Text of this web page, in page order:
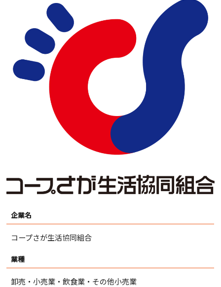
企業名
コープさが生活協同組合
業種
卸売・小売業・飲食業・その他小売業